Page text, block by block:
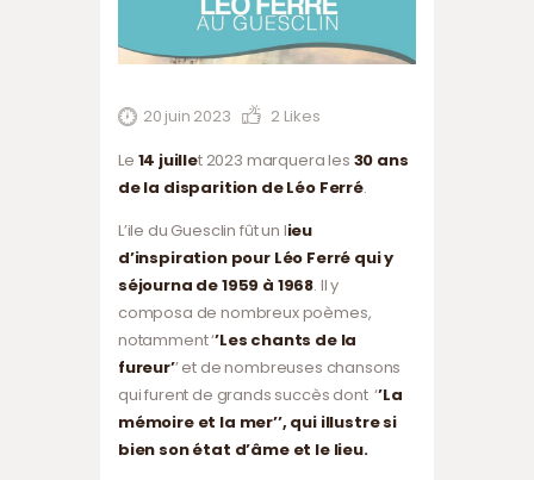
20 juin 2023 2 Likes
Le 14 juillet 2023 marquera les 30 ans
de la disparition de Léo Ferré.
L’ile du Guesclin fût un lieu
d’inspiration pour Léo Ferré qui y
séjourna de 1959 à 1968. Il y
composa de nombreux poèmes,
notamment ‘’Les chants de la
fureur’’ et de nombreuses chansons
qui furent de grands succès dont ‘’La
mémoire et la mer’’, qui illustre si
bien son état d’âme et le lieu.